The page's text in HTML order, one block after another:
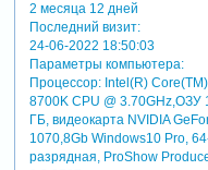
2 месяца 12 дней
Последний визит:
24-06-2022 18:50:03
Параметры компьютера:
Процессор: Intel(R)
8700K CPU @ 3.70GHz,ОЗУ
ГБ, видеокарта NVIDIA
1070,8Gb Windows10 Pro,
разрядная, ProShow